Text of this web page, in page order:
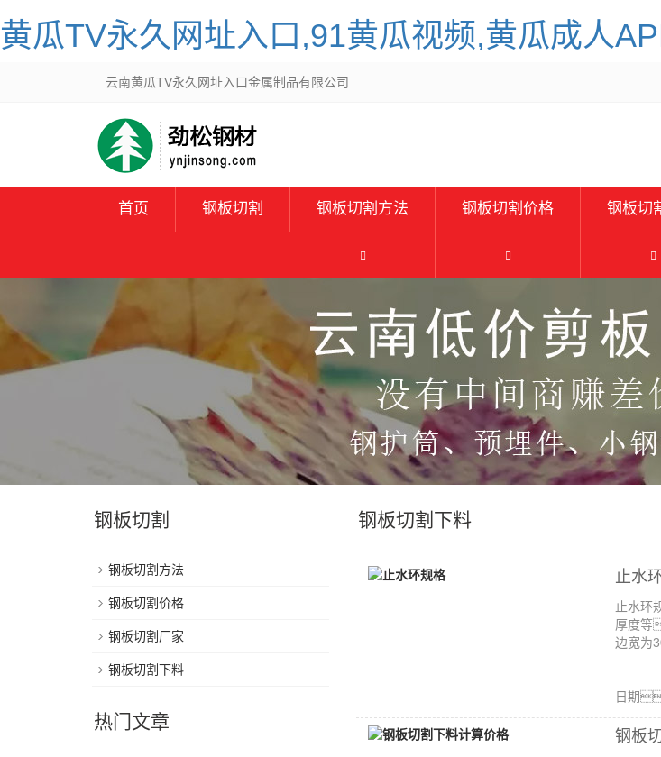
黄瓜TV永久网址入口,91黄瓜视频,黄瓜成人
云南黄瓜TV永久网址入口金属制品有限公司
首页 钢板切割 钢板切割方法 钢板切割价格 钢板切
钢板切割下料
止水
止水
厚度
边宽为
日期
钢板
钢板切割
钢板切割方法
钢板切割价格
钢板切割厂家
钢板切割下料
热门文章